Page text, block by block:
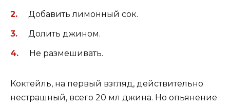
Добавить лимонный сок.
Долить джином.
Не размешивать.
Коктейль, на первый взгляд, действительно
нестрашный, всего 20 мл джина. Но опьянение